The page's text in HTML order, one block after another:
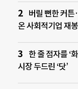
버릴 뻔한 커
온 사회적기업 재
한 줄 점자를 ‘
시장 두드린 ‘닷’